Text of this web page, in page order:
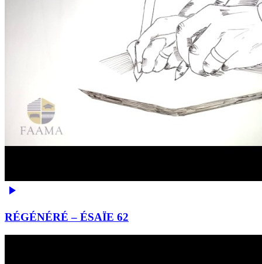
RÉGÉNÉRÉ – ÉSAÏE 62